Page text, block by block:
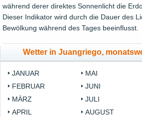
während derer direktes Sonnenlicht die
Dieser Indikator wird durch die Dauer des
Bewölkung während des Tages beeinflusst.
Wetter in Juangriego,
JANUAR
FEBRUAR
MÄRZ
APRIL
MAI
JUNI
JULI
AUGUST